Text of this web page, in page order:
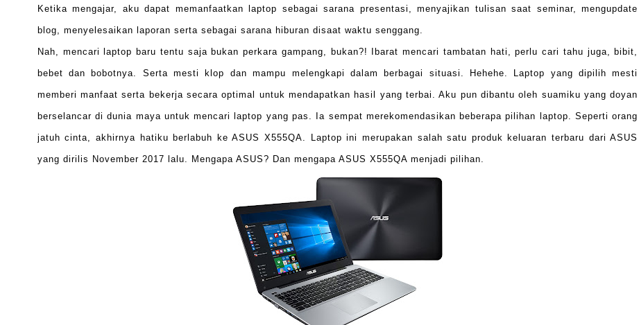
Ketika mengajar, aku dapat memanfaatkan laptop sebagai sarana presentasi, menyajikan tulisan saat seminar, mengupdate
blog, menyelesaikan laporan serta sebagai sarana hiburan disaat waktu senggang.
Nah, mencari laptop baru tentu saja bukan perkara gampang, bukan?! Ibarat mencari tambatan hati, perlu cari tahu juga, bibit,
bebet dan bobotnya. Serta mesti klop dan mampu melengkapi dalam berbagai situasi. Hehehe. Laptop yang dipilih mesti
memberi manfaat serta bekerja secara optimal untuk mendapatkan hasil yang terbai. Aku pun dibantu oleh suamiku yang doyan
berselancar di dunia maya untuk mencari laptop yang pas. Ia sempat merekomendasikan beberapa pilihan laptop. Seperti orang
jatuh cinta, akhirnya hatiku berlabuh ke ASUS X555QA. Laptop ini merupakan salah satu produk keluaran terbaru dari ASUS
yang dirilis November 2017 lalu. Mengapa ASUS? Dan mengapa ASUS X555QA menjadi pilihan.